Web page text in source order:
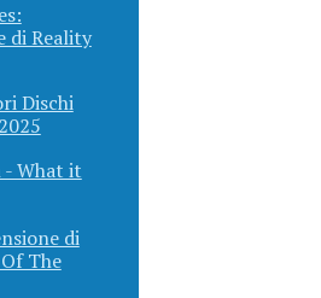
di Reality
Dischi
- What it
di
The